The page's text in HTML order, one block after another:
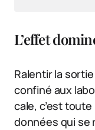
L’effet
Ralentir la
confiné aux
cale, c’est
données qui se